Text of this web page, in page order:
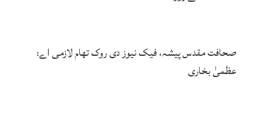
صحافت مقدس پیشہ، فیک نیوز دی روک تھام لازمی اے:
عظمیٰ بخاری